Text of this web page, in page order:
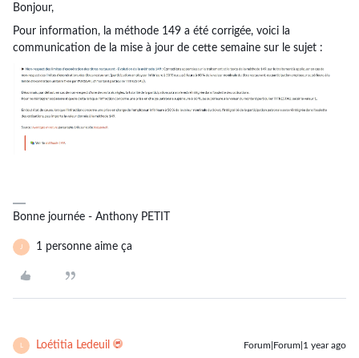
Bonjour,
Pour information, la méthode 149 a été corrigée, voici la
communication de la mise à jour de cette semaine sur le sujet :
Bonne journée - Anthony PETIT
J 1 personne aime ça
L Loétitia Ledeuil Forum|Forum|1 year ago